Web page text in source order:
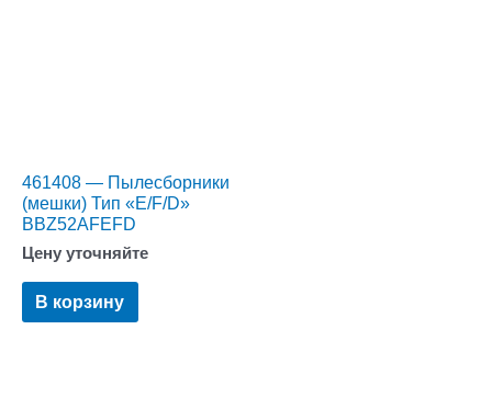
461408 — Пылесборники
(мешки) Тип «E/F/D»
BBZ52AFEFD
Цену уточняйте
В корзину